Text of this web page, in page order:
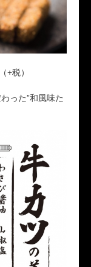
+税）
った”和風味た